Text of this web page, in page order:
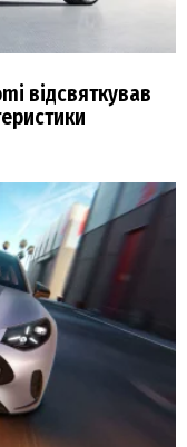
відсвяткував